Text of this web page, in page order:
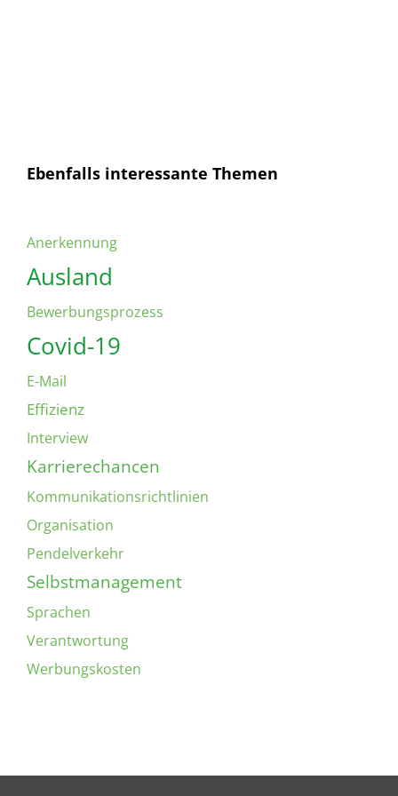
Ebenfalls interessante Themen
Anerkennung
Ausland
Bewerbungsprozess
Covid-19
E-Mail
Effizienz
Interview
Karrierechancen
Kommunikationsrichtlinien
Organisation
Pendelverkehr
Selbstmanagement
Sprachen
Verantwortung
Werbungskosten